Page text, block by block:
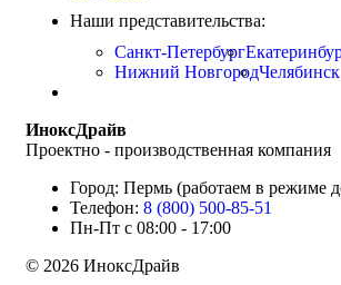
Наши представительства:
Санкт-Петербург
Нижний НовгородЧелябинск
ИноксДрайв
Проектно - производственная компания
Город: Пермь (работаем в режиме
Телефон: 8 (800) 500-85-51
Пн-Пт с 08:00 - 17:00
© 2026 ИноксДрайв